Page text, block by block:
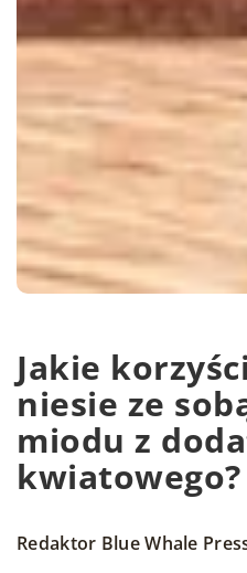
Jakie
niesie ze
miodu z
kwiatowego?
Redaktor Blue Whale